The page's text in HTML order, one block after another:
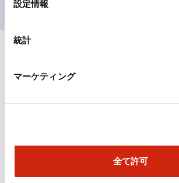
設定情報
統計
マーケティング
全て許可
ドキュメントとファイル